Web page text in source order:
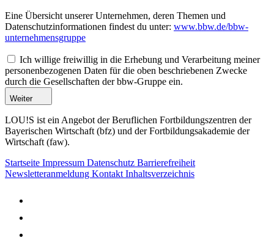
Eine Übersicht unserer Unternehmen, deren Themen und
Datenschutzinformationen findest du unter: www.bbw.de/bbw-
unternehmensgruppe
Ich willige freiwillig in die Erhebung und Verarbeitung meiner
personenbezogenen Daten für die oben beschriebenen Zwecke
durch die Gesellschaften der bbw-Gruppe ein.
Weiter
LOU!S ist ein Angebot der Beruflichen Fortbildungszentren der
Bayerischen Wirtschaft (bfz) und der Fortbildungsakademie der
Wirtschaft (faw).
Startseite Impressum Datenschutz Barrierefreiheit
Newsletteranmeldung Kontakt Inhaltsverzeichnis